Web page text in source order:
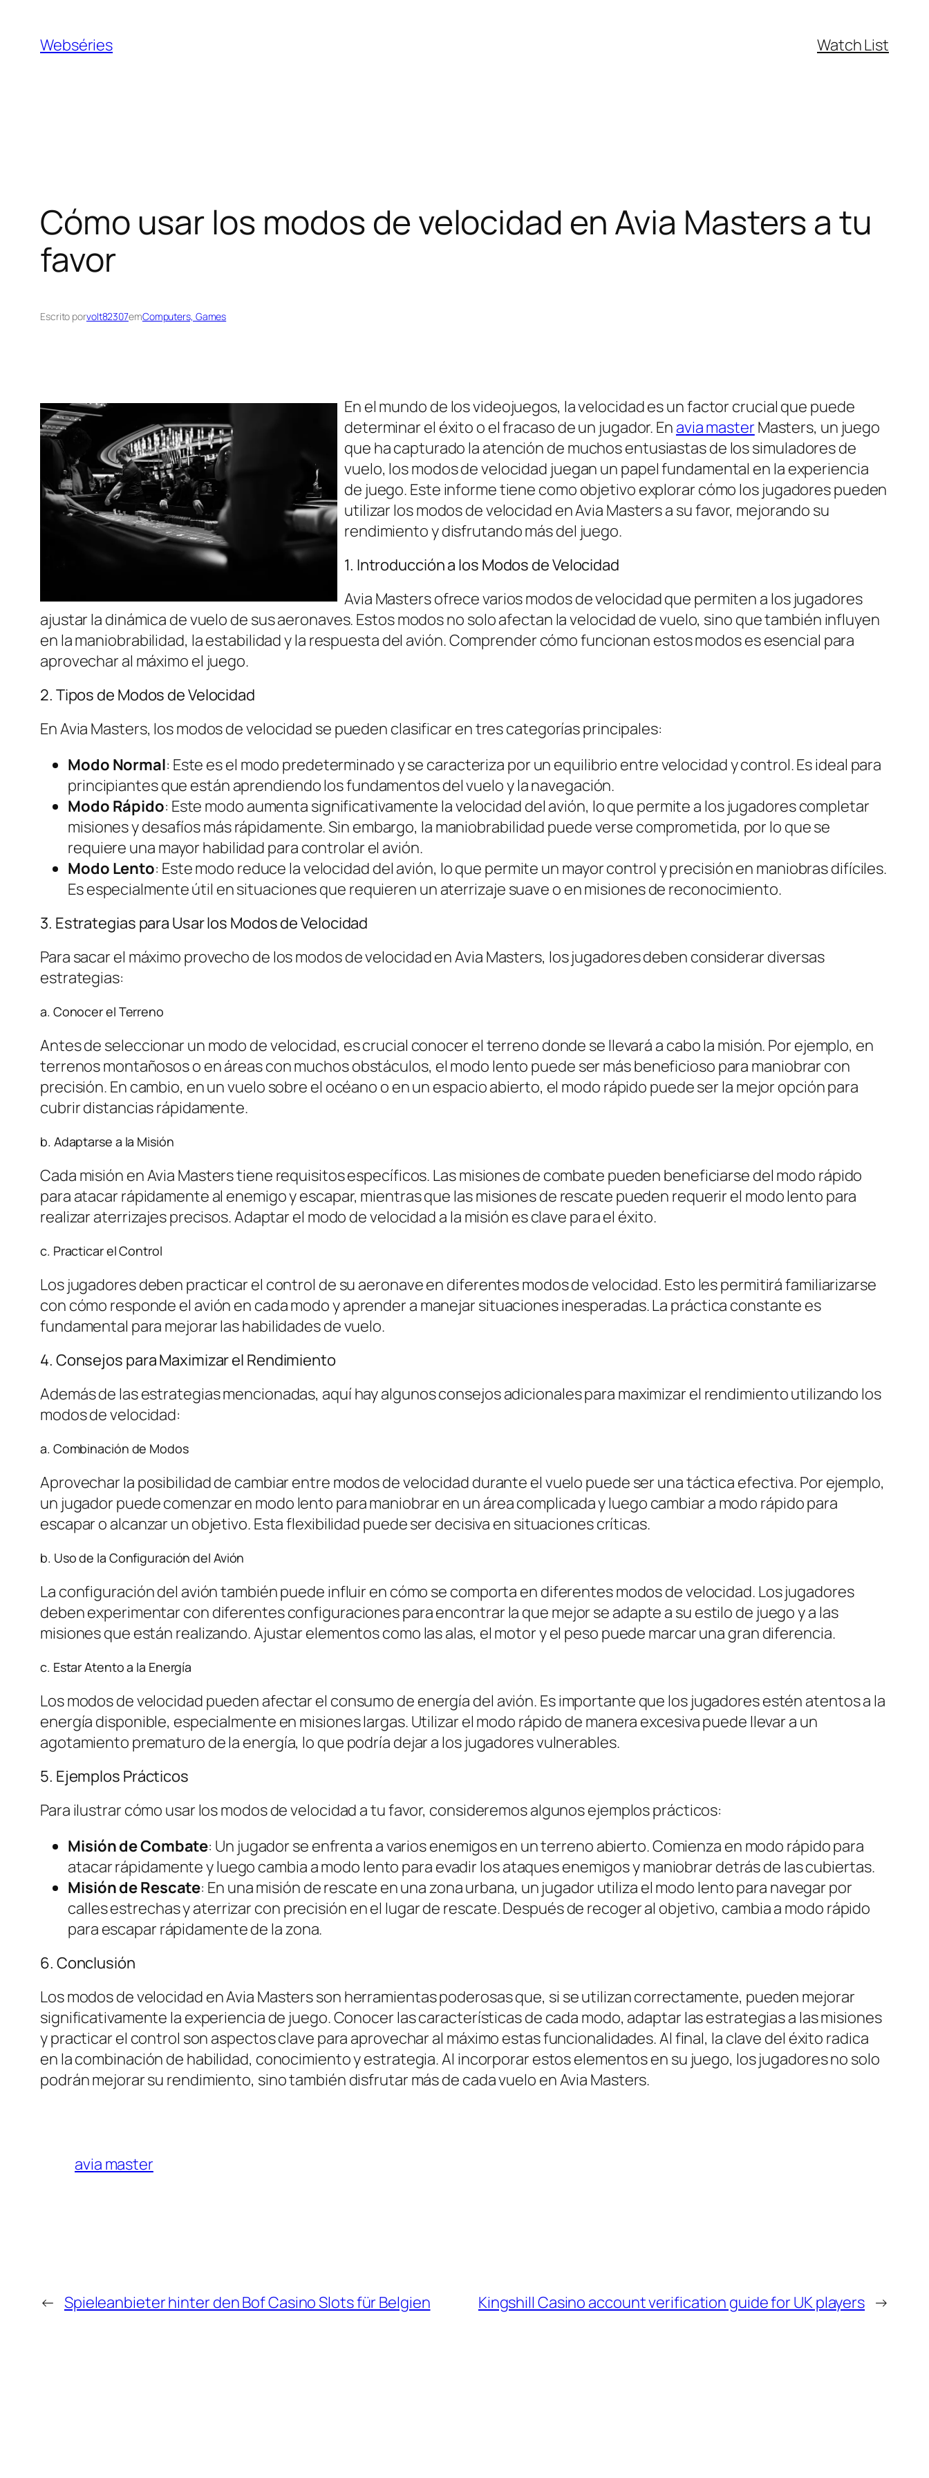
Webséries Watch List
Cómo usar los modos de velocidad en Avia Masters a tu
favor
Escrito porvolt82307emComputers, Games
En el mundo de los videojuegos, la velocidad es un factor crucial que puede
determinar el éxito o el fracaso de un jugador. En avia masterMasters, un juego
que ha capturado la atención de muchos entusiastas de los simuladores de
vuelo, los modos de velocidad juegan un papel fundamental en la experiencia
de juego. Este informe tiene como objetivo explorar cómo los jugadores pueden
utilizar los modos de velocidad en Avia Masters a su favor, mejorando su
rendimiento y disfrutando más del juego.
1. Introducción a los Modos de Velocidad
Avia Masters ofrece varios modos de velocidad que permiten a los jugadores
ajustar la dinámica de vuelo de sus aeronaves. Estos modos no solo afectan la velocidad de vuelo, sino que también influyen
en la maniobrabilidad, la estabilidad y la respuesta del avión. Comprender cómo funcionan estos modos es esencial para
aprovechar al máximo el juego.
2. Tipos de Modos de Velocidad
En Avia Masters, los modos de velocidad se pueden clasificar en tres categorías principales:
Modo Normal: Este es el modo predeterminado y se caracteriza por un equilibrio entre velocidad y control. Es ideal para
principiantes que están aprendiendo los fundamentos del vuelo y la navegación.
Modo Rápido: Este modo aumenta significativamente la velocidad del avión, lo que permite a los jugadores completar
misiones y desafíos más rápidamente. Sin embargo, la maniobrabilidad puede verse comprometida, por lo que se
requiere una mayor habilidad para controlar el avión.
Modo Lento: Este modo reduce la velocidad del avión, lo que permite un mayor control y precisión en maniobras difíciles.
Es especialmente útil en situaciones que requieren un aterrizaje suave o en misiones de reconocimiento.
3. Estrategias para Usar los Modos de Velocidad
Para sacar el máximo provecho de los modos de velocidad en Avia Masters, los jugadores deben considerar diversas
estrategias:
a. Conocer el Terreno
Antes de seleccionar un modo de velocidad, es crucial conocer el terreno donde se llevará a cabo la misión. Por ejemplo, en
terrenos montañosos o en áreas con muchos obstáculos, el modo lento puede ser más beneficioso para maniobrar con
precisión. En cambio, en un vuelo sobre el océano o en un espacio abierto, el modo rápido puede ser la mejor opción para
cubrir distancias rápidamente.
b. Adaptarse a la Misión
Cada misión en Avia Masters tiene requisitos específicos. Las misiones de combate pueden beneficiarse del modo rápido
para atacar rápidamente al enemigo y escapar, mientras que las misiones de rescate pueden requerir el modo lento para
realizar aterrizajes precisos. Adaptar el modo de velocidad a la misión es clave para el éxito.
c. Practicar el Control
Los jugadores deben practicar el control de su aeronave en diferentes modos de velocidad. Esto les permitirá familiarizarse
con cómo responde el avión en cada modo y aprender a manejar situaciones inesperadas. La práctica constante es
fundamental para mejorar las habilidades de vuelo.
4. Consejos para Maximizar el Rendimiento
Además de las estrategias mencionadas, aquí hay algunos consejos adicionales para maximizar el rendimiento utilizando los
modos de velocidad:
a. Combinación de Modos
Aprovechar la posibilidad de cambiar entre modos de velocidad durante el vuelo puede ser una táctica efectiva. Por ejemplo,
un jugador puede comenzar en modo lento para maniobrar en un área complicada y luego cambiar a modo rápido para
escapar o alcanzar un objetivo. Esta flexibilidad puede ser decisiva en situaciones críticas.
b. Uso de la Configuración del Avión
La configuración del avión también puede influir en cómo se comporta en diferentes modos de velocidad. Los jugadores
deben experimentar con diferentes configuraciones para encontrar la que mejor se adapte a su estilo de juego y a las
misiones que están realizando. Ajustar elementos como las alas, el motor y el peso puede marcar una gran diferencia.
c. Estar Atento a la Energía
Los modos de velocidad pueden afectar el consumo de energía del avión. Es importante que los jugadores estén atentos a la
energía disponible, especialmente en misiones largas. Utilizar el modo rápido de manera excesiva puede llevar a un
agotamiento prematuro de la energía, lo que podría dejar a los jugadores vulnerables.
5. Ejemplos Prácticos
Para ilustrar cómo usar los modos de velocidad a tu favor, consideremos algunos ejemplos prácticos:
Misión de Combate: Un jugador se enfrenta a varios enemigos en un terreno abierto. Comienza en modo rápido para
atacar rápidamente y luego cambia a modo lento para evadir los ataques enemigos y maniobrar detrás de las cubiertas.
Misión de Rescate: En una misión de rescate en una zona urbana, un jugador utiliza el modo lento para navegar por
calles estrechas y aterrizar con precisión en el lugar de rescate. Después de recoger al objetivo, cambia a modo rápido
para escapar rápidamente de la zona.
6. Conclusión
Los modos de velocidad en Avia Masters son herramientas poderosas que, si se utilizan correctamente, pueden mejorar
significativamente la experiencia de juego. Conocer las características de cada modo, adaptar las estrategias a las misiones
y practicar el control son aspectos clave para aprovechar al máximo estas funcionalidades. Al final, la clave del éxito radica
en la combinación de habilidad, conocimiento y estrategia. Al incorporar estos elementos en su juego, los jugadores no solo
podrán mejorar su rendimiento, sino también disfrutar más de cada vuelo en Avia Masters.
avia master
← Spieleanbieter hinter den Bof Casino Slots für Belgien Kingshill Casino account verification guide for UK players →